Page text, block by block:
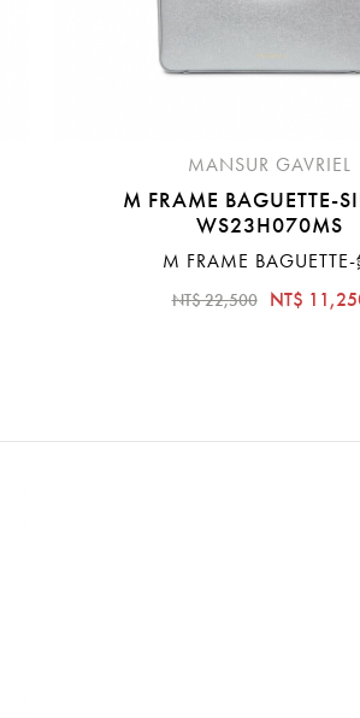
場的下單時間皆不相同，細節或訂購流
MANSUR GAVRIEL
M FRAME BAGUETTE-
WS23H070MS
M FRAME
NT$ 22,500 NT$